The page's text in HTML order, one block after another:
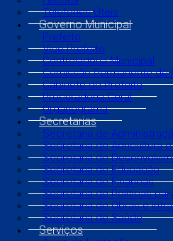
Telefones Úteis
Governo Municipal
Prefeito
Vice Prefeito
Controladoria Municipal
Comissão Permanente de
Gabinete do Prefeito
Procuradoria Geral
Organograma
Secretarias
Secretaria de
Secretaria de Agricultura
Secretaria de
Secretaria de Educação
Secretaria de Finanças
Secretaria de Políticas
Secretaria de Obras e
Secretaria de Saúde
Serviços